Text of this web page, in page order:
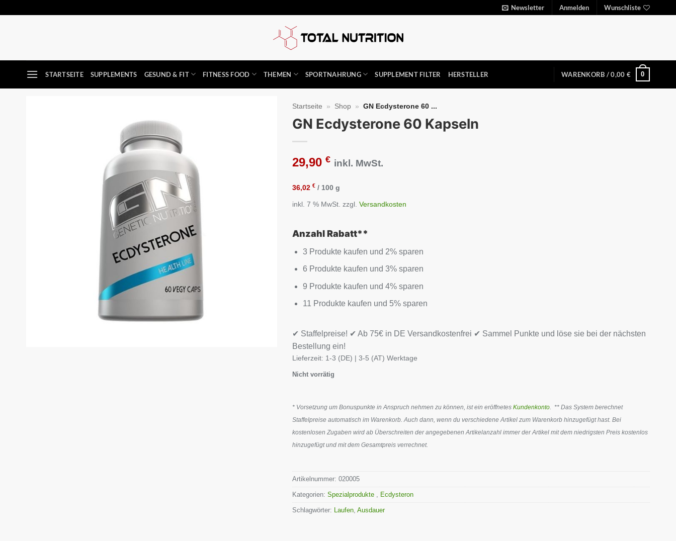
Newsletter Anmelden Wunschliste
STARTSEITE SUPPLEMENTS GESUND & FIT FITNESS FOOD THEMEN SPORTNAHRUNG SUPPLEMENT FILTER HERSTELLER WARENKORB /0,00 € 0
Startseite » Shop » GN Ecdysterone 60 ...
GN Ecdysterone 60 Kapseln
29,90€ inkl. MwSt.
36,02€ / 100 g
inkl. 7 % MwSt. zzgl.Versandkosten
Anzahl Rabatt**
3 Produkte kaufen und 2% sparen
6 Produkte kaufen und 3% sparen
9 Produkte kaufen und 4% sparen
11 Produkte kaufen und 5% sparen
✔ Staffelpreise! ✔ Ab 75€ in DE Versandkostenfrei ✔ Sammel Punkte und löse sie bei der nächsten
Bestellung ein!
Lieferzeit: 1-3 (DE) | 3-5 (AT) Werktage
Nicht vorrätig
* Vorsetzung um Bonuspunkte in Anspruch nehmen zu können, ist ein eröffnetesKundenkonto . ** Das System berechnet
Staffelpreise automatisch im Warenkorb. Auch dann, wenn du verschiedene Artikel zum Warenkorb hinzugefügt hast. Bei
kostenlosen Zugaben wird ab Überschreiten der angegebenen Artikelanzahl immer der Artikel mit dem niedrigsten Preis kostenlos
hinzugefügt und mit dem Gesamtpreis verrechnet.
Artikelnummer:020005
Kategorien:Spezialprodukte Ecdysteron
Schlagwörter: Laufen ,Ausdauer